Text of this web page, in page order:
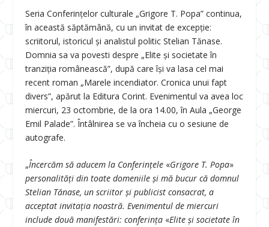
Seria Conferințelor culturale „Grigore T. Popa” continua,
în această săptămână, cu un invitat de excepție:
scriitorul, istoricul și analistul politic Stelian Tănase.
Domnia sa va povesti despre „Elite și societate în
tranziția românească”, după care își va lasa cel mai
recent roman „Marele incendiator. Cronica unui fapt
divers”, apărut la Editura Corint. Evenimentul va avea loc
miercuri, 23 octombrie, de la ora 14.00, în Aula „George
Emil Palade”. Întâlnirea se va încheia cu o sesiune de
autografe.
„Încercăm să aducem la Conferințele «Grigore T. Popa»
personalități din toate domeniile și mă bucur că domnul
Stelian Tănase, unscriitor și publicist consacrat, a
acceptat invitația noastră. Evenimentul de miercuri
include două manifestări: conferința «Elite și societate în